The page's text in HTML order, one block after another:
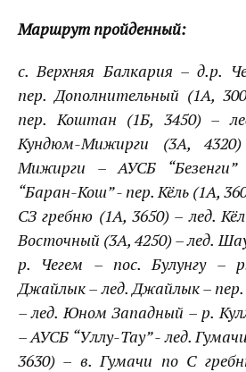
Маршрут пройденный:
с. Верхняя Балкария – д.р.
пер. Дополнительный (1А,
пер. Коштан (1Б, 3450) –
Кундюм-Мижирги (3А,
Мижирги – АУСБ
“Баран-Кош” - пер. Кёль (1А,
СЗ гребню (1А, 3650) – лед.
Восточный (3А, 4250) – лед.
р. Чегем – пос. Булунгу –
Джайлык – лед. Джайлык –
– лед. Юном Западный – р.
– АУСБ “Уллу-Тау” - лед.
3630) – в. Гумачи по С